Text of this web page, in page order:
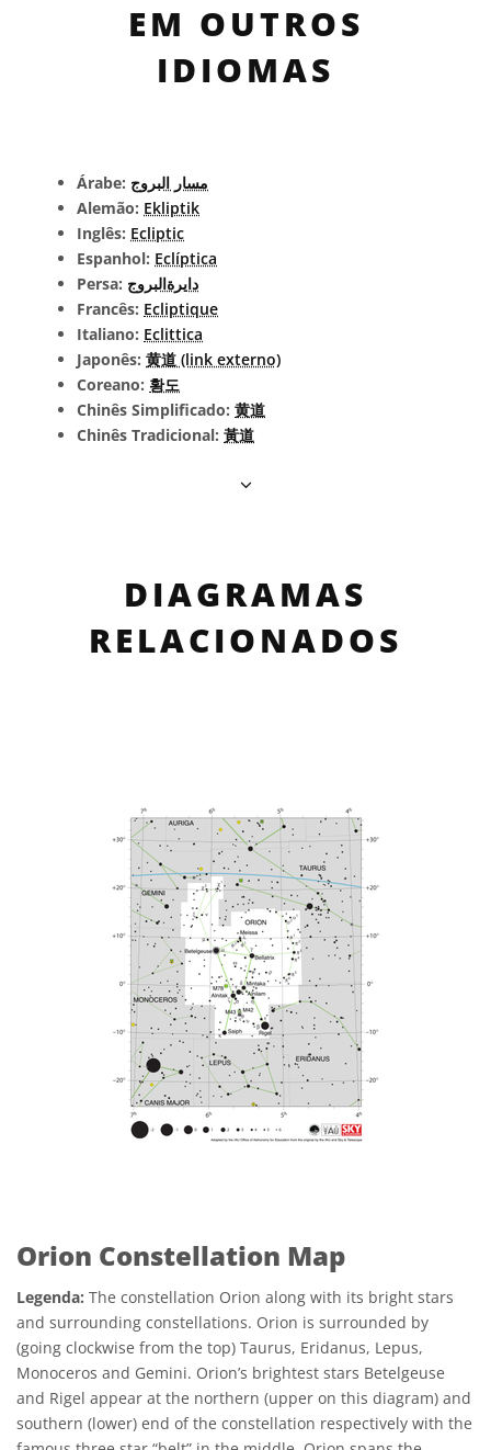
EM OUTROS
IDIOMAS
Árabe: مسار البروج
Alemão: Ekliptik
Inglês: Ecliptic
Espanhol: Eclíptica
Persa: دایرةالبروج
Francês: Ecliptique
Italiano: Eclittica
Japonês: 黄道 (link externo)
Coreano: 황도
Chinês Simplificado: 黄道
Chinês Tradicional: 黃道
DIAGRAMAS
RELACIONADOS
Orion Constellation Map
Legenda: The constellation Orion along with its bright stars
and surrounding constellations. Orion is surrounded by
(going clockwise from the top) Taurus, Eridanus, Lepus,
Monoceros and Gemini. Orion’s brightest stars Betelgeuse
and Rigel appear at the northern (upper on this diagram) and
southern (lower) end of the constellation respectively with the